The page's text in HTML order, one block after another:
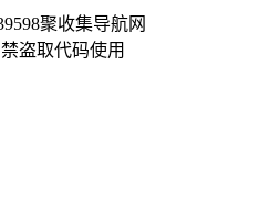
聚收集导航网
盗取代码使用